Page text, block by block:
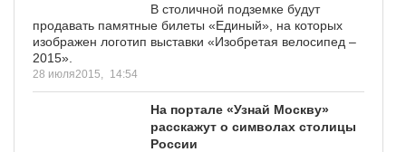
В столичной подземке будут
продавать памятные билеты «Единый», на которых
изображен логотип выставки «Изобретая велосипед –
2015».
28 июля2015, 14:54
На портале «Узнай Москву»
расскажут о символах столицы
России